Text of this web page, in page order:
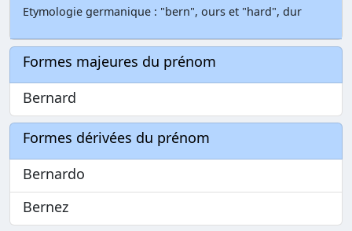
Etymologie germanique : "bern", ours et "hard", dur
Formes majeures du prénom
Bernard
Formes dérivées du prénom
Bernardo
Bernez